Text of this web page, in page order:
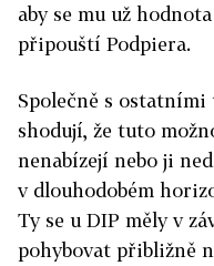
aby se mu už
připouští Podpiera.
Společně s ostatními
shodují, že tuto
nenabízejí nebo ji
v dlouhodobém
Ty se u DIP měly v
pohybovat přibližně